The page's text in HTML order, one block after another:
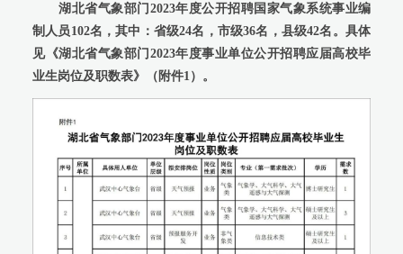
湖北省气象部门2023年度公开招聘国家气象系统事业编
制人员102名，其中：省级24名，市级36名，县级42名。具体
见《湖北省气象部门2023年度事业单位公开招聘应届高校毕
业生岗位及职数表》（附件1）。